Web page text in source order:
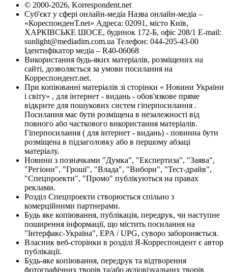
© 2000-2026, Korrespondent.net
Суб'єкт у сфері онлайн-медіа Назва онлайн-медіа –
«КореспонденТ.net» Адреса: 02091, місто Київ,
ХАРКІВСЬКЕ ШОСЕ, будинок 172-Б, офіс 208/1 E-mail:
sunlight@mediadim.com.ua Телефон: 044-205-43-00
Ідентифікатор медіа – R40-06068
Використання будь-яких матеріалів, розміщених на
сайті, дозволяється за умови посилання на
Корреспондент.net.
При копіюванні матеріалів зі сторінки « Новини України
і світу» , для інтернет - видань - обов'язкове пряме
відкрите для пошукових систем гіперпосилання .
Посилання має бути розміщена в незалежності від
повного або часткового використання матеріалів.
Гіперпосилання ( для інтернет - видань) - повинна бути
розміщена в підзаголовку або в першому абзаці
матеріалу.
Новини з позначками "Думка", "Експертиза", "Заява",
"Регіони", "Гроші", "Влада", "Вибори", "Тест-драйв",
"Спецпроекти", "Промо" публікуються на правах
реклами.
Розділ Спецпроекти створюється спільно з
комерційними партнерами.
Будь яке копіювання, публікація, передрук, чи наступне
поширення інформації, що містить посилання на
"Інтерфакс-Україна", EPA / UPG, суворо забороняється.
Власник веб-сторінки в розділі Я-Корреспондент є автор
публікації.
Будь-яке копіювання, передрук та відтворення
фотографічних творів та/або аудіовізуальних творів